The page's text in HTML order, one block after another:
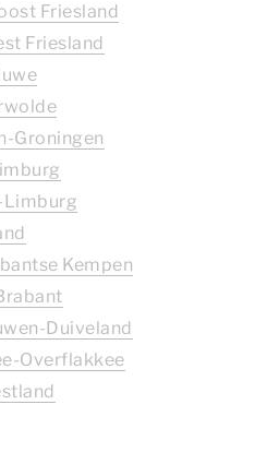
Friesland
Friesland
Groningen
Limburg
Kempen
Duiveland
Overflakkee